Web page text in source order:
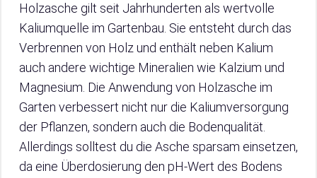
Holzasche gilt seit Jahrhunderten als wertvolle
Kaliumquelle im Gartenbau. Sie entsteht durch das
Verbrennen von Holz und enthält neben Kalium
auch andere wichtige Mineralien wie Kalzium und
Magnesium. Die Anwendung von Holzasche im
Garten verbessert nicht nur die Kaliumversorgung
der Pflanzen, sondern auch die Bodenqualität.
Allerdings solltest du die Asche sparsam einsetzen,
da eine Überdosierung den pH-Wert des Bodens